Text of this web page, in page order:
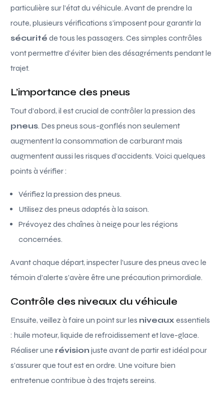
particulière sur l’état du véhicule. Avant de prendre la
route, plusieurs vérifications s’imposent pour garantir la
sécurité de tous les passagers. Ces simples contrôles
vont permettre d’éviter bien des désagréments pendant le
trajet.
L’importance des pneus
Tout d’abord, il est crucial de contrôler la pression des
pneus. Des pneus sous-gonflés non seulement
augmentent la consommation de carburant mais
augmentent aussi les risques d’accidents. Voici quelques
points à vérifier :
Vérifiez la pression des pneus.
Utilisez des pneus adaptés à la saison.
Prévoyez des chaînes à neige pour les régions
concernées.
Avant chaque départ, inspecter l’usure des pneus avec le
témoin d’alerte s’avère être une précaution primordiale.
Contrôle des niveaux du véhicule
Ensuite, veillez à faire un point sur les niveaux essentiels
: huile moteur, liquide de refroidissement et lave-glace.
Réaliser une révision juste avant de partir est idéal pour
s’assurer que tout est en ordre. Une voiture bien
entretenue contribue à des trajets sereins.